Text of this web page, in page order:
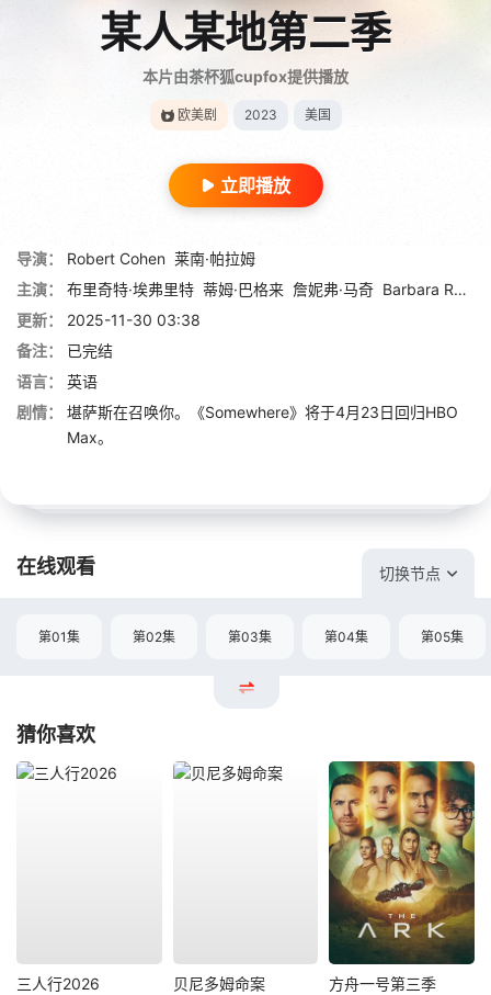
某人某地第二季
本片由茶杯狐cupfox提供播放
欧美剧 2023 美国
立即播放
导演： Robert Cohen 莱南·帕拉姆
主演：
布里奇特·埃弗里特 蒂姆·巴格来 詹妮弗·马奇 Barbara Robertson
更新：
2025-11-30 03:38
备注：
已完结
语言：
英语
剧情：
堪萨斯在召唤你。《Somewhere》将于4月23日回归HBO
Max。
在线观看 切换节点
第01集 第02集 第03集 第04集 第05集
猜你喜欢
三人行2026 贝尼多姆命案 方舟一号第三季